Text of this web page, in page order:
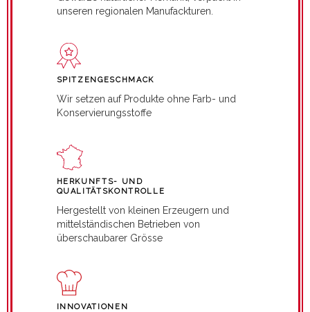
unseren regionalen Manufackturen.
SPITZENGESCHMACK
Wir setzen auf Produkte ohne Farb- und
Konservierungsstoffe
HERKUNFTS- UND
QUALITÄTSKONTROLLE
Hergestellt von kleinen Erzeugern und
mittelständischen Betrieben von
überschaubarer Grösse
INNOVATIONEN